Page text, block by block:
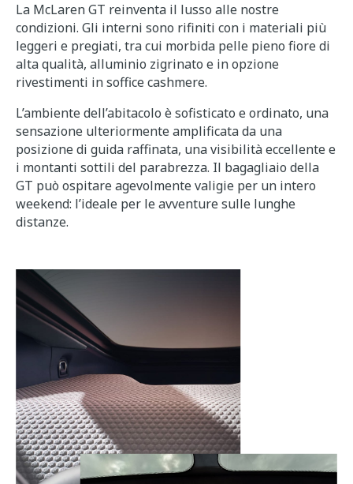
La McLaren GT reinventa il lusso alle nostre
condizioni. Gli interni sono rifiniti con i materiali più
leggeri e pregiati, tra cui morbida pelle pieno fiore di
alta qualità, alluminio zigrinato e in opzione
rivestimenti in soffice cashmere.
L’ambiente dell’abitacolo è sofisticato e ordinato, una
sensazione ulteriormente amplificata da una
posizione di guida raffinata, una visibilità eccellente e
i montanti sottili del parabrezza. Il bagagliaio della
GT può ospitare agevolmente valigie per un intero
weekend: l’ideale per le avventure sulle lunghe
distanze.